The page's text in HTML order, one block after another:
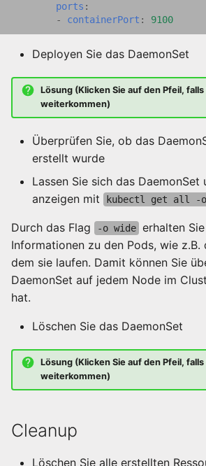
ports :
-
containerPort : 9100
Deployen Sie das DaemonSet
Lösung (Klicken Sie auf den Pfeil,
weiterkommen)
Überprüfen Sie, ob das
erstellt wurde
Lassen Sie sich das DaemonSet
anzeigen mit
kubectl get all -o
Durch das Flag -o wide erhalten
Informationen zu den Pods, wie z.B.
dem sie laufen. Damit können Sie
DaemonSet auf jedem Node im
hat.
Löschen Sie das DaemonSet
Lösung (Klicken Sie auf den Pfeil,
weiterkommen)
Cleanup
Löschen Sie alle erstellten